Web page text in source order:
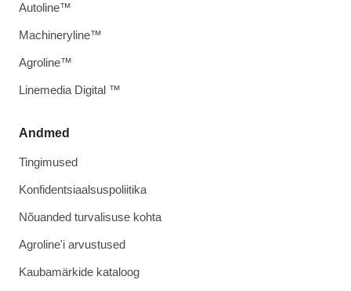
Andmed
Tingimused
Konfidentsiaalsuspoliitika
Nõuanded turvalisuse kohta
Agroline'i arvustused
Kaubamärkide kataloog
Autoline™
Machineryline™
Agroline™
Linemedia Digital ™